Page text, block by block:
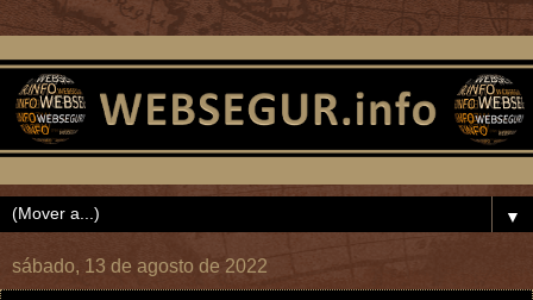
▼
sábado, 13 de agosto de 2022